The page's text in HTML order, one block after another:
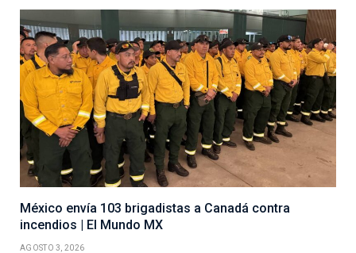
México envía 103 brigadistas a Canadá contra
incendios | El Mundo MX
AGOSTO 3, 2026